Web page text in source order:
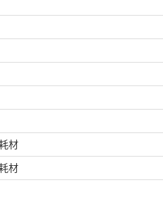
材
材